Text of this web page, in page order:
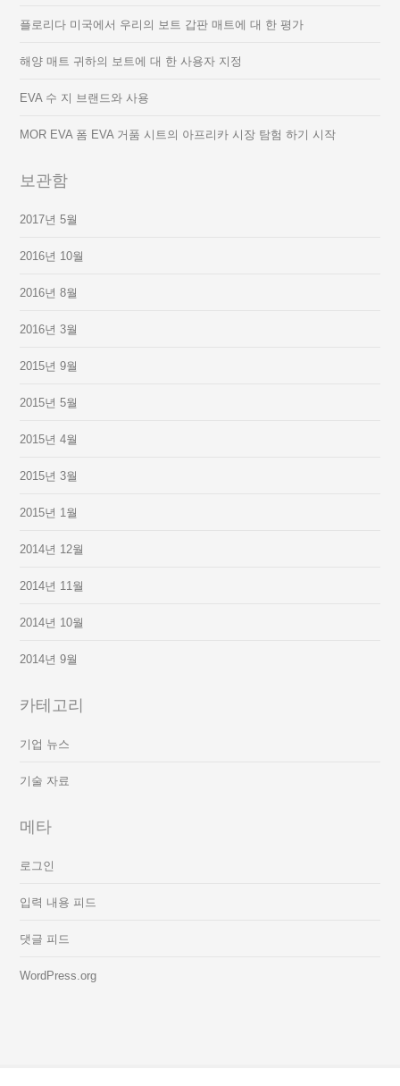
플로리다 미국에서 우리의 보트 갑판 매트에 대 한 평가
해양 매트 귀하의 보트에 대 한 사용자 지정
EVA 수 지 브랜드와 사용
MOR EVA 폼 EVA 거품 시트의 아프리카 시장 탐험 하기 시작
보관함
2017년 5월
2016년 10월
2016년 8월
2016년 3월
2015년 9월
2015년 5월
2015년 4월
2015년 3월
2015년 1월
2014년 12월
2014년 11월
2014년 10월
2014년 9월
카테고리
기업 뉴스
기술 자료
메타
로그인
입력 내용 피드
댓글 피드
WordPress.org